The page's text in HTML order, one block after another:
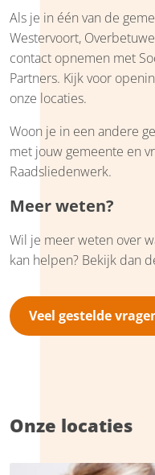
Als je in één van de
Westervoort,
contact opnemen met
Partners. Kijk voor
onze locaties.
Woon je in een andere
met jouw gemeente en
Raadsliedenwerk.
Meer weten?
Wil je meer weten over
kan helpen? Bekijk dan
Veel gestelde
Onze locaties